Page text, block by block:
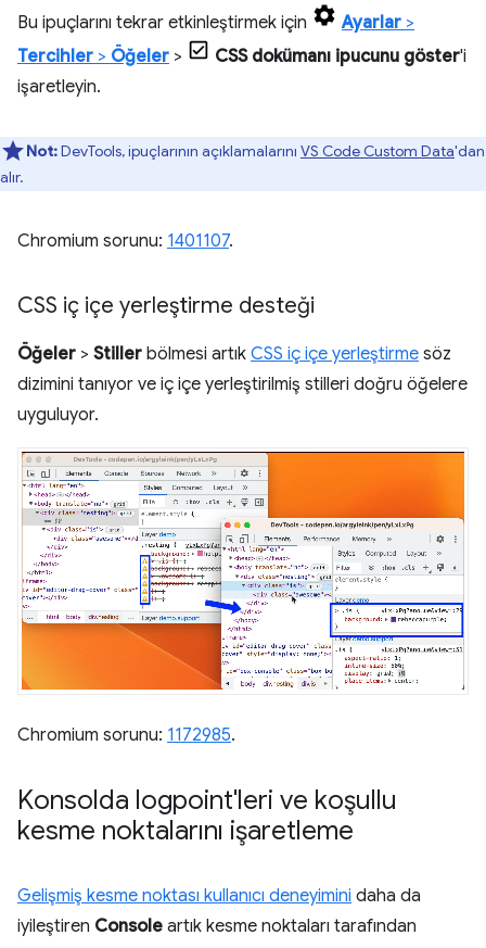
Bu ipuçlarını tekrar etkinleştirmek için Ayarlar >
Tercihler > Öğeler > CSS dokümanı ipucunu göster'i
işaretleyin.
Not:DevTools, ipuçlarının açıklamalarını VS Code Custom Data'dan
alır.
Chromium sorunu: 1401107.
CSS iç içe yerleştirme desteği
Öğeler > Stiller bölmesi artık CSS iç içe yerleştirme söz
dizimini tanıyor ve iç içe yerleştirilmiş stilleri doğru öğelere
uyguluyor.
Chromium sorunu: 1172985.
Konsolda logpoint'leri ve koşullu
kesme noktalarını işaretleme
Gelişmiş kesme noktası kullanıcı deneyimini daha da
iyileştiren Console artık kesme noktaları tarafından